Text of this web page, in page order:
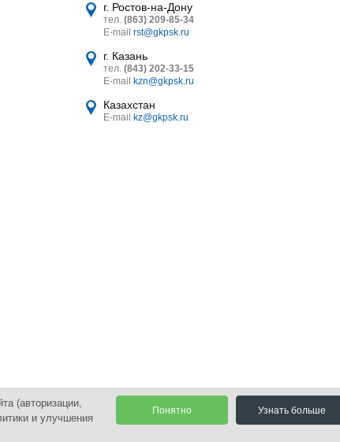
г. Ростов-на-Дону
тел. (863) 209-85-34
E-mail rst@gkpsk.ru
г. Казань
тел. (843) 202-33-15
E-mail
kzn@gkpsk.ru
Казахстан
E-mail kz@gkpsk.ru
Политика и согласие на обработку персональных данных
(авторизации,
и улучшения
Понятно Узнать больше